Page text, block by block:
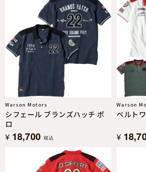
Warson Motors
シフェール ブランズハッチ ポ
ロ
¥ 18,700 税込
Warson
ベルト
¥